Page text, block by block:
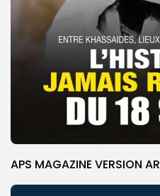
APS MAGAZINE VERSION AR